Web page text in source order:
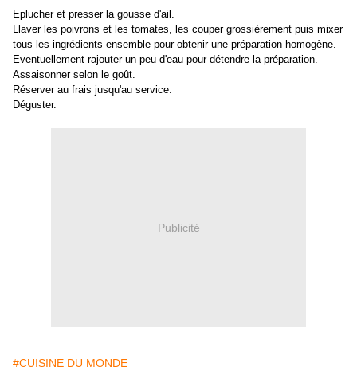
Eplucher et presser la gousse d'ail.
Llaver les poivrons et les tomates, les couper grossièrement puis mixer
tous les ingrédients ensemble pour obtenir une préparation homogène.
Eventuellement rajouter un peu d'eau pour détendre la préparation.
Assaisonner selon le goût.
Réserver au frais jusqu'au service.
Déguster.
Publicité
#CUISINE DU MONDE